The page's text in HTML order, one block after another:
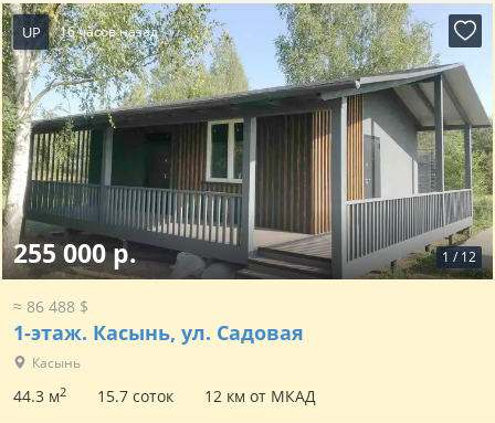
UP 16 часов назад
1 / 12
255 000 р.
≈ 86 488 $
1-этаж. Касынь, ул. Садовая
Касынь
44.3 м2 15.7 соток 12 км от МКАД